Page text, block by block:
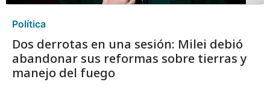
Política
Dos derrotas en una sesión: Milei debió
abandonar sus reformas sobre tierras y
manejo del fuego